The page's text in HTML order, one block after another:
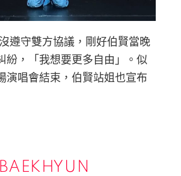
遵守雙方協議，剛好伯賢當晚
紛，「我想要更多自由」。似
演唱會結束，伯賢站姐也宣布